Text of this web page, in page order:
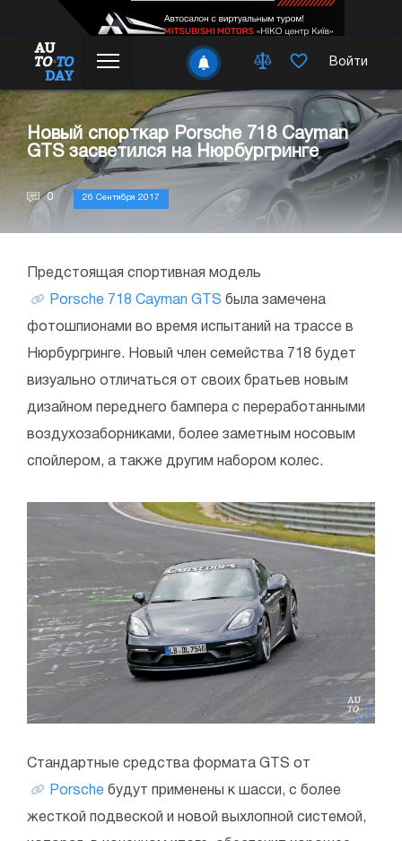
Войти
Новый спорткар Porsche 718 Cayman
GTS засветился на Нюрбургринге
0 26 Сентября 2017
Предстоящая спортивная модель
Porsche 718 Cayman GTS была замечена
фотошпионами во время испытаний на трассе в
Нюрбургринге. Новый член семейства 718 будет
визуально отличаться от своих братьев новым
дизайном переднего бампера с переработанными
воздухозаборниками, более заметным носовым
спойлером, а также другим набором колес.
Стандартные средства формата GTS от
Porsche будут применены к шасси, с более
жесткой подвеской и новой выхлопной системой,